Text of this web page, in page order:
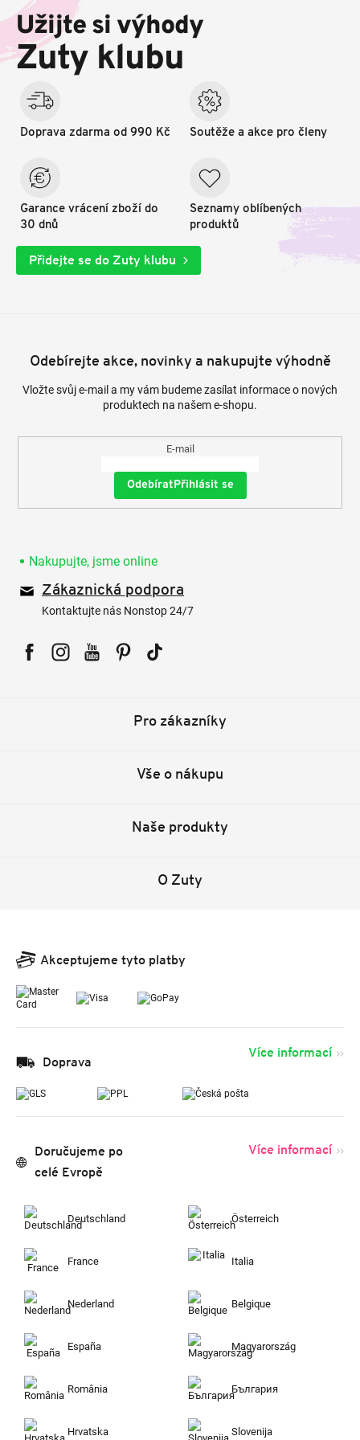
a
í
Užijte si výhody
Zuty klubu
Doprava zdarma od 990 Kč
Garance vrácení zboží do
30 dnů
Soutěže a akce pro členy
Seznamy oblíbených
produktů
Přidejte se do Zuty klubu
Odebírejte akce, novinky a nakupujte výhodně
Vložte svůj e-mail a my vám budeme zasílat informace o nových
produktech na našem e-shopu.
E-mail
Přihlásit se
Nakupujte, jsme online
Zákaznická podpora
Kontaktujte nás Nonstop 24/7
Pro zákazníky
Vše o nákupu
Naše produkty
O Zuty
Akceptujeme tyto platby
Doprava
Více informací
Doručujeme po
celé Evropě
Více informací
Deutschland Österreich
France Italia
Nederland Belgique
España Magyarország
România България
Hrvatska Slovenija